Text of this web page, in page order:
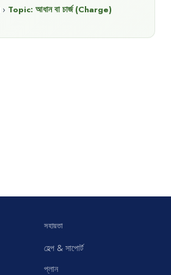
› Topic: আধান বা চার্জ (Charge)
সহায়তা
হেল্প & সাপোর্ট
প্লান